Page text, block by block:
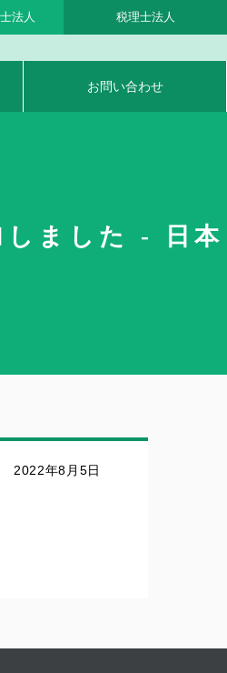
法人 税理士法人
お問い合わせ
しました - 日本
2022年8月5日